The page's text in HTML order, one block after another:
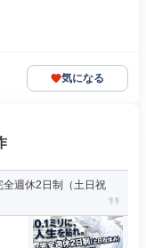
気になる
週休2日制（土日祝